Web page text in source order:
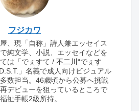
フジカワ
、現「自称」詩人兼エッセイス
純文学、小説、エッセイなどを
は「でぇすて / 不二川“でぇす
」名義で成人向けビジュアル
数担当。46歳頃から公募へ挑戦
デビューを狙っているところで
祉手帳2級所持。